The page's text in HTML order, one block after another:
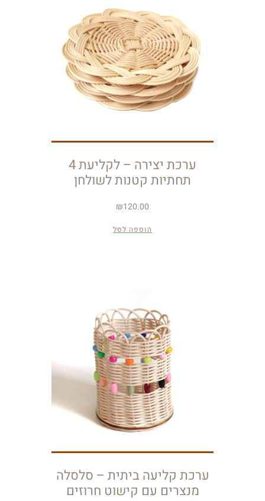
ערכת יצירה – לקליעת 4
תחתיות קטנות לשולחן
₪120.00
הוספה לסל
ערכת קליעה ביתית – סלסלה
מנצרים עם קישוט חרוזים